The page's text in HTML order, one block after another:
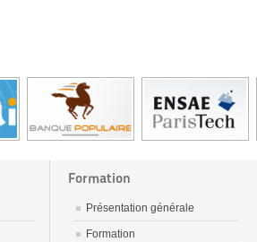
Formation
Présentation générale
Formation